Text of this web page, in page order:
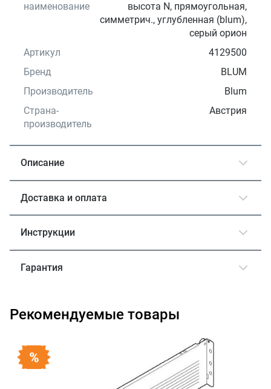
наименование
высота N, прямоугольная,
симметрич., углубленная (blum),
серый орион
Артикул
4129500
Бренд
BLUM
Производитель
Blum
Страна-
производитель
Австрия
Описание
Доставка и оплата
Инструкции
Гарантия
Рекомендуемые товары